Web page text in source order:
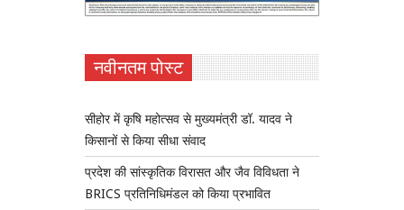
नवीनतम पोस्ट
सीहोर में कृषि महोत्सव से मुख्यमंत्री डॉ. यादव ने
किसानों से किया सीधा संवाद
प्रदेश की सांस्कृतिक विरासत और जैव विविधता ने
BRICS प्रतिनिधिमंडल को किया प्रभावित